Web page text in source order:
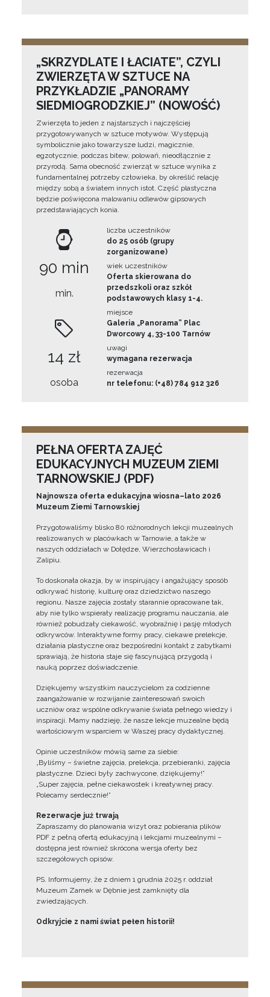
„SKRZYDLATE I ŁACIATE”, CZYLI
ZWIERZĘTA W SZTUCE NA
PRZYKŁADZIE „PANORAMY
SIEDMIOGRODZKIEJ” (NOWOŚĆ)
Zwierzęta to jeden z najstarszych i najczęściej
przygotowywanych w sztuce motywów. Występują
symbolicznie jako towarzysze ludzi, magicznie,
egzotycznie, podczas bitew, polowań, nieodłącznie z
przyrodą. Sama obecność zwierząt w sztuce wynika z
fundamentalnej potrzeby człowieka, by określić relację
między sobą a światem innych istot. Część plastyczna
będzie poświęcona malowaniu odlewów gipsowych
przedstawiających konia.
90 min
min.
14 zł
osoba
liczba uczestników
do 25 osób (grupy
zorganizowane)
wiek uczestników
Oferta skierowana do
przedszkoli oraz szkół
podstawowych klasy 1-4.
miejsce
Galeria „Panorama” Plac
Dworcowy 4, 33-100 Tarnów
uwagi
wymagana rezerwacja
rezerwacja
nr telefonu: (+48) 784 912 326
PEŁNA OFERTA ZAJĘĆ
EDUKACYJNYCH MUZEUM ZIEMI
TARNOWSKIEJ (PDF)
Najnowsza oferta edukacyjna wiosna–lato 2026
Muzeum Ziemi Tarnowskiej
Przygotowaliśmy blisko 80 różnorodnych lekcji muzealnych
realizowanych w placówkach w Tarnowie, a także w
naszych oddziałach w Dołędze, Wierzchosławicach i
Zalipiu.
To doskonała okazja, by w inspirujący i angażujący sposób
odkrywać historię, kulturę oraz dziedzictwo naszego
regionu. Nasze zajęcia zostały starannie opracowane tak,
aby nie tylko wspierały realizację programu nauczania, ale
również pobudzały ciekawość, wyobraźnię i pasję młodych
odkrywców. Interaktywne formy pracy, ciekawe prelekcje,
działania plastyczne oraz bezpośredni kontakt z zabytkami
sprawiają, że historia staje się fascynującą przygodą i
nauką poprzez doświadczenie.
Dziękujemy wszystkim nauczycielom za codzienne
zaangażowanie w rozwijanie zainteresowań swoich
uczniów oraz wspólne odkrywanie świata pełnego wiedzy i
inspiracji. Mamy nadzieję, że nasze lekcje muzealne będą
wartościowym wsparciem w Waszej pracy dydaktycznej.
Opinie uczestników mówią same za siebie:
„Byliśmy – świetne zajęcia, prelekcja, przebieranki, zajęcia
plastyczne. Dzieci były zachwycone, dziękujemy!”
„Super zajęcia, pełne ciekawostek i kreatywnej pracy.
Polecamy serdecznie!”
Rezerwacje już trwają
Zapraszamy do planowania wizyt oraz pobierania plików
PDF z pełną ofertą edukacyjną i lekcjami muzealnymi –
dostępna jest również skrócona wersja oferty bez
szczegółowych opisów.
PS. Informujemy, że z dniem 1 grudnia 2025 r. oddział
Muzeum Zamek w Dębnie jest zamknięty dla
zwiedzających.
Odkryjcie z nami świat pełen historii!